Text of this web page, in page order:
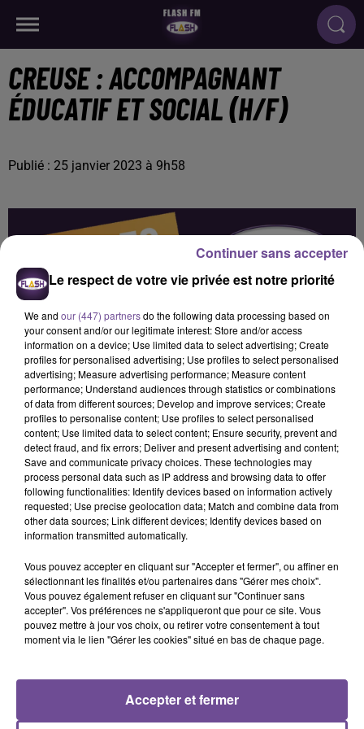
CREUSE : ACCOMPAGNANT
ÉDUCATIF ET SOCIAL (H/F)
Publié : 25 janvier 2023 à 9h58
Un foyer médicalisé de Gentioux-Pigerolles recherche un
accompagnant éducatif et social (H/F). Vous veillez à la
qualité du séjour, à l’hygiène et à la sécurité. Intégré au
fonctionnement quotidien du service, vous êtes respectueux
des rythmes de chacun et sensible aux différentes
demandes de chaque résident. Vous êtes motivé et sensible
aux questions du handicap. Vous êtes patient et en capacité
de prendre en charge dans les actes élémentaires de la vie
importante.
Référence de l’offre Pôle Emploi : 147NLWZ
Le respect de votre vie privée est notre priorité
We and our (447) partnersdo the following data processing based on
your consent and/or our legitimate interest: Store and/or access
information on a device; Use limited data to select advertising; Create
profiles for personalised advertising; Use profiles to select personalised
advertising; Measure advertising performance; Measure content
performance; Understand audiences through statistics or combinations
of data from different sources; Develop and improve services; Create
profiles to personalise content; Use profiles to select personalised
content; Use limited data to select content; Ensure security, prevent and
detect fraud, and fix errors; Deliver and present advertising and content;
Save and communicate privacy choices. These technologies may
process personal data such as IP address and browsing data to offer
following functionalities: Identify devices based on information actively
requested; Use precise geolocation data; Match and combine data from
other data sources; Link different devices; Identify devices based on
information transmitted automatically.
Vous pouvez accepter en cliquant sur "Accepter et fermer", ou affiner en
sélectionnant les finalités et/ou partenaires dans "Gérer mes choix".
Vous pouvez également refuser en cliquant sur "Continuer sans
accepter". Vos préférences ne s'appliqueront que pour ce site. Vous
pouvez mettre à jour vos choix, ou retirer votre consentement à tout
moment via le lien "Gérer les cookies" situé en bas de chaque page.
Accepter et fermer
Continuer sans accepter